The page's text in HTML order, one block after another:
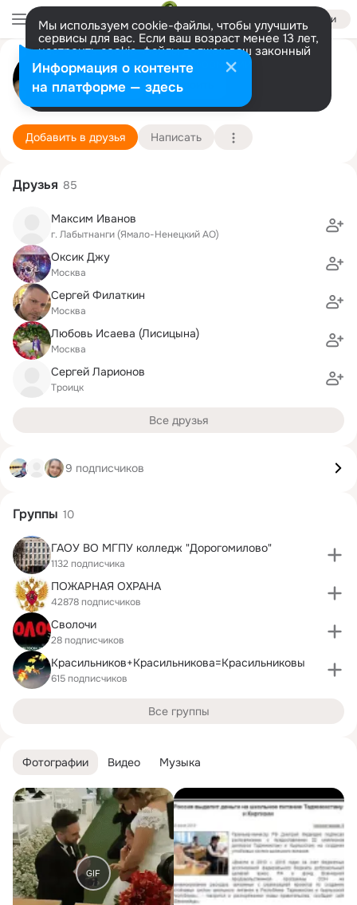
Войти
Мы используем cookie-файлы, чтобы улучшить
сервисы для вас. Если ваш возраст менее 13 лет,
настроить cookie-файлы должен ваш законный
представитель. Больше информации
Разрешить все Настроить
Денис Красильников
Москва 5 марта (48 лет)
Подробнее
Добавить в друзья Написать
Фотографии Видео Музыка
GIF
Друзья 85
Максим Иванов
г. Лабытнанги (Ямало-Ненецкий АО)
Оксик Джу
Москва
Сергей Филаткин
Москва
Любовь Исаева (Лисицына)
Москва
Сергей Ларионов
Троицк
Все друзья
9 подписчиков
Группы 10
ГАОУ ВО МГПУ колледж "Дорогомилово"
1132 подписчика
ПОЖАРНАЯ ОХРАНА
42878 подписчиков
Сволочи
28 подписчиков
Красильников+Красильникова=Красильниковы
615 подписчиков
Все группы
Информация о контенте
на платформе — здесь